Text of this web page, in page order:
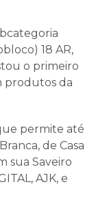
18 AR,
o primeiro
produtos da
permite até
de Casa
sua Saveiro
AJK, e